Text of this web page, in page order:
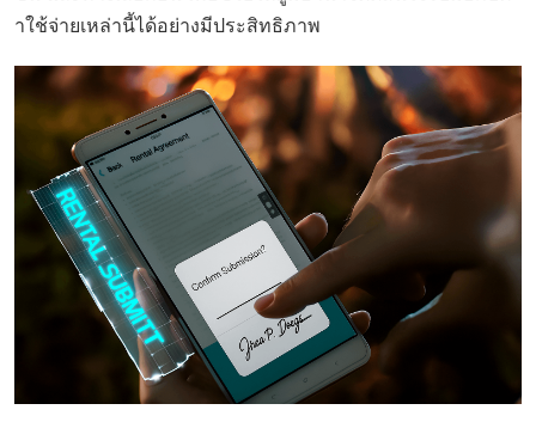
าใช้จ่ายเหล่านี้ได้อย่างมีประสิทธิภาพ